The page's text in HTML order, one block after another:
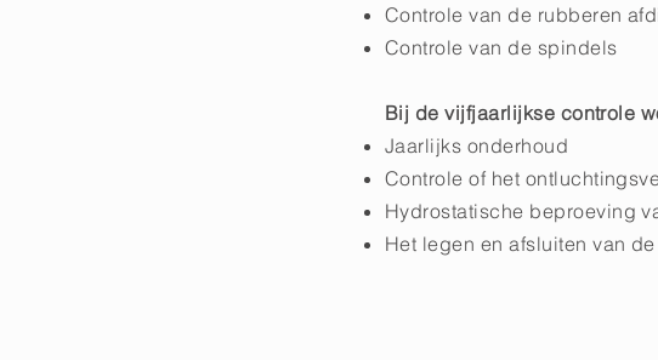
Controle van de rubberen
Controle van de spindels
Bij de vijfjaarlijkse controle
Jaarlijks onderhoud
Controle of het
Hydrostatische beproeving
Het legen en afsluiten van